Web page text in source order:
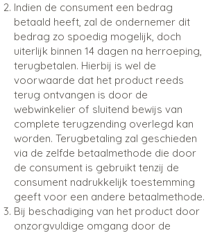
Indien de consument een bedrag
betaald heeft, zal de ondernemer dit
bedrag zo spoedig mogelijk, doch
uiterlijk binnen 14 dagen na herroeping,
terugbetalen. Hierbij is wel de
voorwaarde dat het product reeds
terug ontvangen is door de
webwinkelier of sluitend bewijs van
complete terugzending overlegd kan
worden. Terugbetaling zal geschieden
via de zelfde betaalmethode die door
de consument is gebruikt tenzij de
consument nadrukkelijk toestemming
geeft voor een andere betaalmethode.
Bij beschadiging van het product door
onzorgvuldige omgang door de